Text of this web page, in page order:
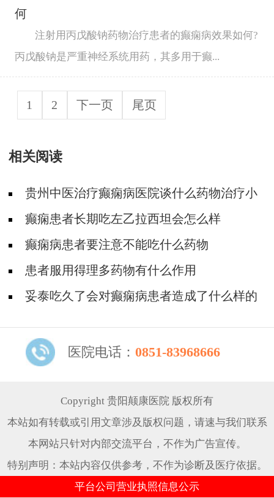
何
注射用丙戊酸钠药物治疗患者的癫痫病效果如何?
丙戊酸钠是严重神经系统用药，其多用于癫...
1 2 下一页 尾页
相关阅读
贵州中医治疗癫痫病医院谈什么药物治疗小
儿癫痫病好?
癫痫患者长期吃左乙拉西坦会怎么样
癫痫病患者要注意不能吃什么药物
患者服用得理多药物有什么作用
妥泰吃久了会对癫痫病患者造成了什么样的
医院电话： 0851-83968666
Copyright 贵阳颠康医院 版权所有
本站如有转载或引用文章涉及版权问题，请速与我们联系
本网站只针对内部交流平台，不作为广告宣传。
特别声明：本站内容仅供参考，不作为诊断及医疗依据。
平台公司营业执照信息公示